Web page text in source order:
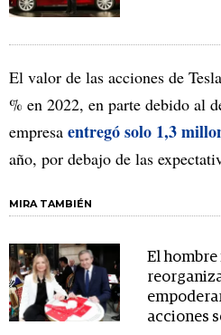
El valor de las acciones de
% en 2022, en parte debido al
empresa entregó solo 1,3
año, por debajo de las
MIRA TAMBIÉN
El
acciones